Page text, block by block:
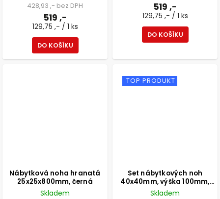
428,93 ,- bez DPH
519 ,-
129,75 ,- / 1 ks
DO KOŠÍKU
519 ,-
129,75 ,- / 1 ks
DO KOŠÍKU
Nábytková noha hranatá
25x25x800mm, černá
Skladem
TOP PRODUKT
Set nábytkových noh
40x40mm, výška 100mm,
černé, 4ks
Skladem